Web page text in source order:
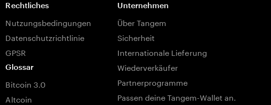
Rechtliches
Nutzungsbedingungen
Datenschutzrichtlinie
GPSR
Glossar
Bitcoin 3.0
Altcoin
Unternehmen
Über Tangem
Sicherheit
Internationale Lieferung
Wiederverkäufer
Partnerprogramme
Passen deine Tangem-Wallet an.